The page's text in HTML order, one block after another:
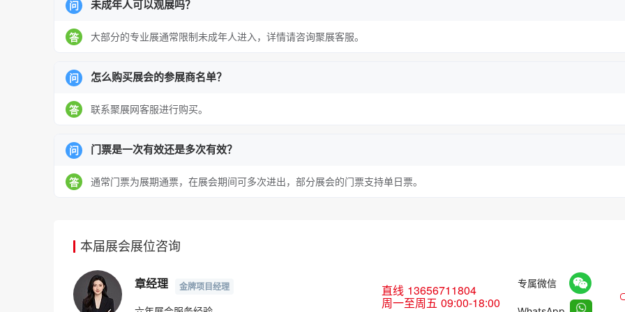
问 未成年人可以观展吗？
答 大部分的专业展通常限制未成年人进入，详情请咨询聚展客服。
问 怎么购买展会的参展商名单？
答 联系聚展网客服进行购买。
问 门票是一次有效还是多次有效？
答 通常门票为展期通票，在展会期间可多次进出，部分展会的门票支持单日票。
本届展会展位咨询
章经理 金牌项目经理 直线 13656711804
周一至周五 09:00-18:00
专属微信